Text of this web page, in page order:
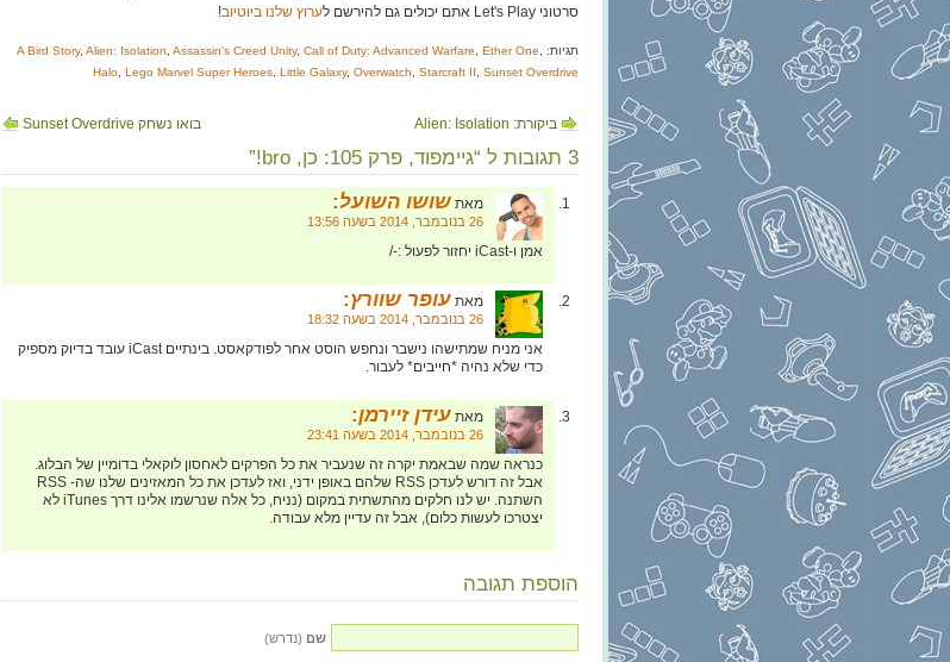
סרטוני Let's Play אתם יכולים גם להירשם ל
ערוץ שלנו ביוטיוב!
תגיות: A Bird Story, Alien: Isolation Assassin's Creed Unity, Call of Duty: Advanced Warfare Ether One
Halo Lego Marvel Super Heroes Little Galaxy, Overwatch Starcraft II Sunset Overdrive
ביקורת: Alien: Isolation בואו נשחק Sunset Overdrive
3 תגובות ל “גיימפוד, פרק 105: כן, bro!”
מאת שושו השועל:
26 בנובמבר, 2014 בשעה 13:56
אמן ו-iCast יחזור לפעול :-/
מאת עופר שוורץ:
26 בנובמבר, 2014 בשעה 18:32
אני מניח שמתישהו נישבר ונחפש הוסט אחר לפודקאסט. בינתיים iCast עובד בדיוק מספיק
כדי שלא נהיה *חייבים* לעבור.
מאת עידן זיירמן:
26 בנובמבר, 2014 בשעה 23:41
כנראה שמה שבאמת יקרה זה שנעביר את כל הפרקים לאחסון לוקאלי בדומיין של הבלוג.
אבל זה דורש לעדכן RSS שלהם באופן ידני, ואז לעדכן את כל המאזינים שלנו שה- RSS
השתנה. יש לנו חלקים מהתשתית במקום (נניח, כל אלה שנרשמו אלינו דרך iTunes לא
יצטרכו לעשות כלום), אבל זה עדיין מלא עבודה.
הוספת תגובה
שם (נדרש)